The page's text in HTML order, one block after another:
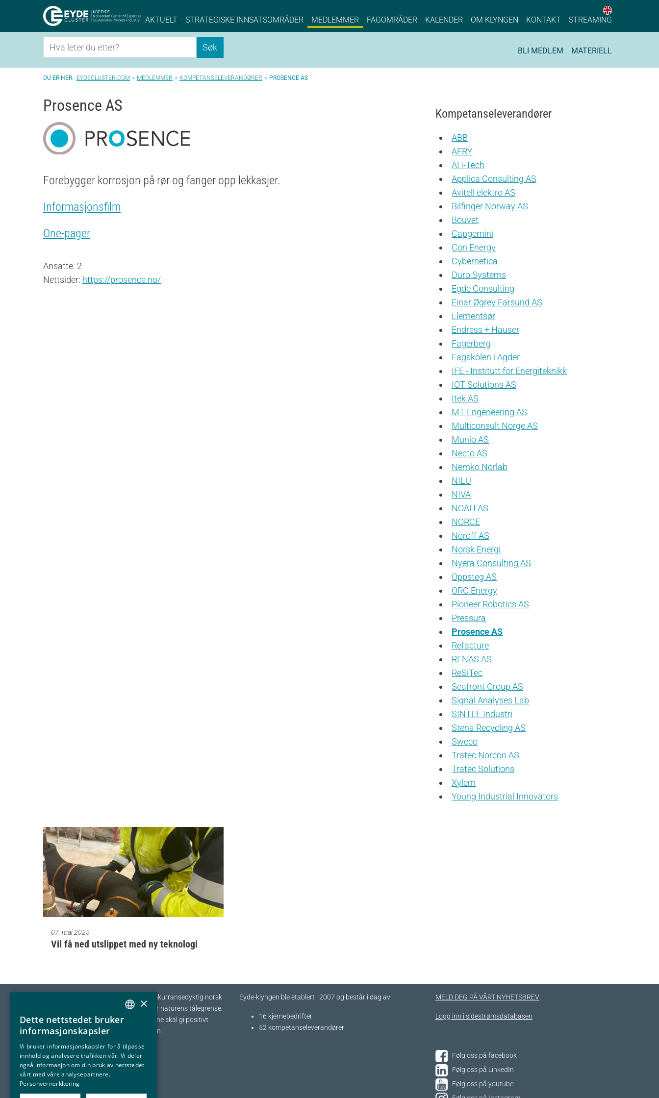
Eyde-Cluster | NCE EYDE, Norwegian Center of Expertise, Sustainable Process Industry
AKTUELT STRATEGISKE INNSATSOMRÅDER MEDLEMMER FAGOMRÅDER KALENDER OM KLYNGEN KONTAKT STREAMING
English
Søk Søk BLI MEDLEM MATERIELL
EYDECLUSTER.COM MEDLEMMER KOMPETANSELEVERANDØRER PROSENCE AS
Prosence AS
Forebygger korrosjon på rør og fanger opp lekkasjer.
Informasjonsfilm
One-pager
Ansatte: 2
Nettsider: https://prosence.no/
Kompetanseleverandører
ABB
AFRY
AH-Tech
Applica Consulting AS
Avitell elektro AS
Bilfinger Norway AS
Bouvet
Capgemini
Con Energy
Cybernetica
Duro Systems
Egde Consulting
Einar Øgrey Farsund AS
Elementsør
Endress + Hauser
Fagerberg
Fagskolen i Agder
IFE - Institutt for Energiteknikk
IOT Solutions AS
Itek AS
MT Engeneering AS
Multiconsult Norge AS
Munio AS
Necto AS
Nemko Norlab
NILU
NIVA
NOAH AS
NORCE
Noroff AS
Norsk Energi
Nyera Consulting AS
Oppsteg AS
ORC Energy
Pioneer Robotics AS
Pressura
Prosence AS
Refacture
RENAS AS
ReSiTec
Seafront Group AS
Signal Analyses Lab
SINTEF Industri
Stena Recycling AS
Sweco
Tratec Norcon AS
Tratec Solutions
Xylem
Young Industrial Innovators
07. mai 2025
Vil få ned utslippet med ny teknologi
Eyde-klyngen skal sikre tilvekst og konkurransedyktig norsk
prosessindustri som opererer innenfor naturens tålegrense.
I fellesskap streber vi etter at bedriftene skal gi positivt
bidrag tilbake til samfunnet og naturen.
Eyde-klyngen ble etablert i 2007 og består i dag av:
16 kjernebedrifter​
52 kompetanseleverandører
MELD DEG PÅ VÅRT NYHETSBREV
Logg inn i sidestrømsdatabasen
Følg oss på facebook
Følg oss på LinkedIn
Følg oss på youtube
NORWEGIAN
×
Dette nettstedet bruker
informasjonskapsler
Vi bruker informasjonskapsler for å tilpasse
innhold og analysere trafikken vår. Vi deler
også informasjon om din bruk av nettstedet
vårt med våre analysepartnere.
Personvernerklæring